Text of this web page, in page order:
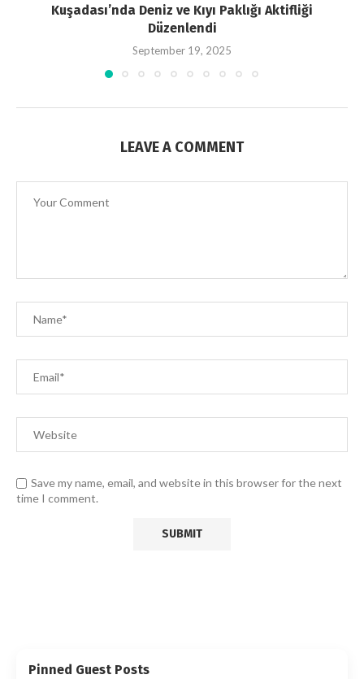
Kuşadası’nda Deniz ve Kıyı Paklığı Aktifliği
Düzenlendi
September 19, 2025
LEAVE A COMMENT
Save my name, email, and website in this browser for the next
time I comment.
Pinned Guest Posts